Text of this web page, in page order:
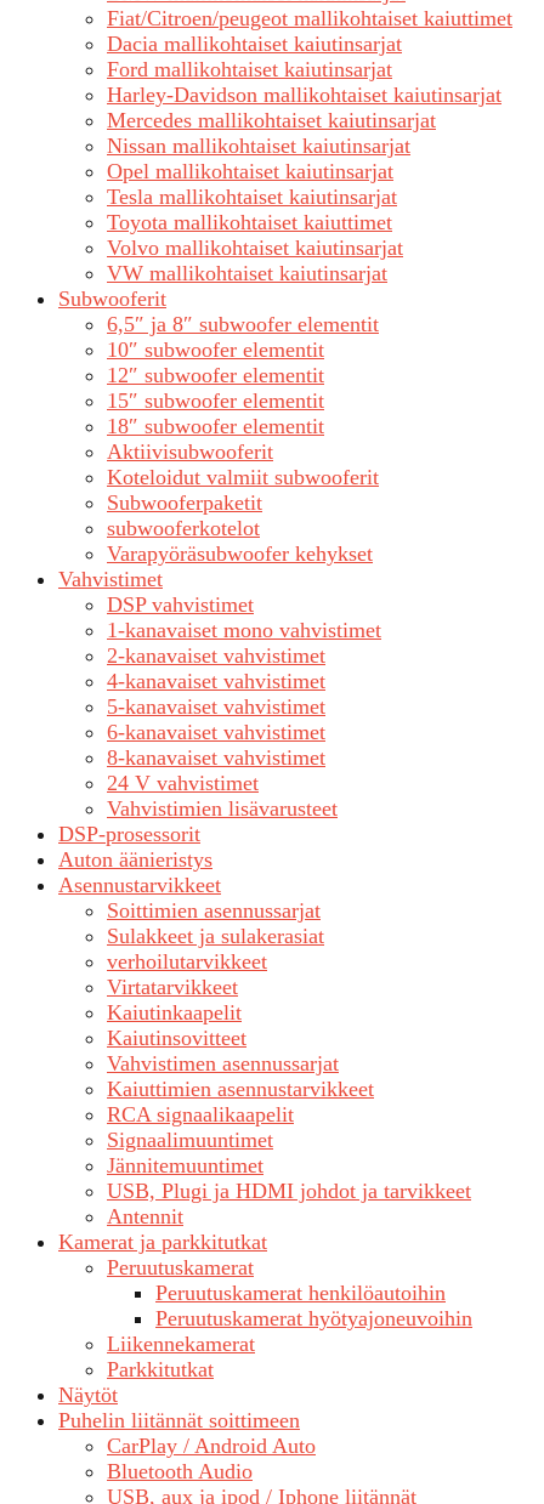
Fiat/Citroen/peugeot mallikohtaiset kaiuttimet
Dacia mallikohtaiset kaiutinsarjat
Ford mallikohtaiset kaiutinsarjat
Harley-Davidson mallikohtaiset kaiutinsarjat
Mercedes mallikohtaiset kaiutinsarjat
Nissan mallikohtaiset kaiutinsarjat
Opel mallikohtaiset kaiutinsarjat
Tesla mallikohtaiset kaiutinsarjat
Toyota mallikohtaiset kaiuttimet
Volvo mallikohtaiset kaiutinsarjat
VW mallikohtaiset kaiutinsarjat
Subwooferit
6,5″ ja 8″ subwoofer elementit
10″ subwoofer elementit
12″ subwoofer elementit
15″ subwoofer elementit
18″ subwoofer elementit
Aktiivisubwooferit
Koteloidut valmiit subwooferit
Subwooferpaketit
subwooferkotelot
Varapyöräsubwoofer kehykset
Vahvistimet
DSP vahvistimet
1-kanavaiset mono vahvistimet
2-kanavaiset vahvistimet
4-kanavaiset vahvistimet
5-kanavaiset vahvistimet
6-kanavaiset vahvistimet
8-kanavaiset vahvistimet
24 V vahvistimet
Vahvistimien lisävarusteet
DSP-prosessorit
Auton äänieristys
Asennustarvikkeet
Soittimien asennussarjat
Sulakkeet ja sulakerasiat
verhoilutarvikkeet
Virtatarvikkeet
Kaiutinkaapelit
Kaiutinsovitteet
Vahvistimen asennussarjat
Kaiuttimien asennustarvikkeet
RCA signaalikaapelit
Signaalimuuntimet
Jännitemuuntimet
USB, Plugi ja HDMI johdot ja tarvikkeet
Antennit
Kamerat ja parkkitutkat
Peruutuskamerat
Peruutuskamerat henkilöautoihin
Peruutuskamerat hyötyajoneuvoihin
Liikennekamerat
Parkkitutkat
Näytöt
Puhelin liitännät soittimeen
CarPlay / Android Auto
Bluetooth Audio
USB, aux ja ipod / Iphone liitännät